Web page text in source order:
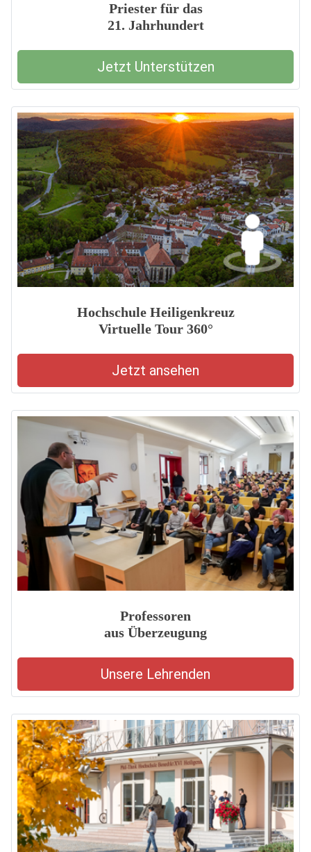
Priester für das
21. Jahrhundert
Jetzt Unterstützen
Hochschule Heiligenkreuz
Virtuelle Tour 360°
Jetzt ansehen
Professoren
aus Überzeugung
Unsere Lehrenden